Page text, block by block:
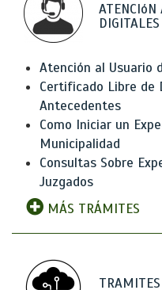
ATENCIóN
DIGITALES
Atención al Usuario
Certificado Libre de
Antecedentes
Como Iniciar un
Municipalidad
Consultas Sobre
Juzgados
MÁS TRÁMITES